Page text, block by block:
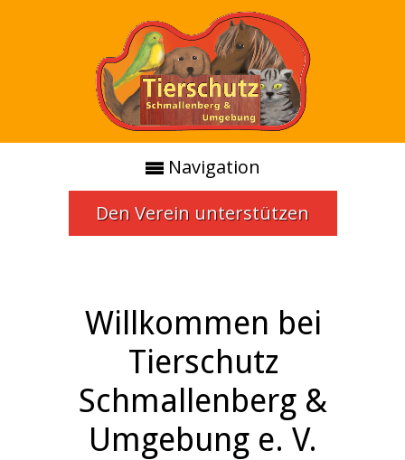
Navigation
Den Verein unterstützen
Willkommen bei
Tierschutz
Schmallenberg &
Umgebung e. V.